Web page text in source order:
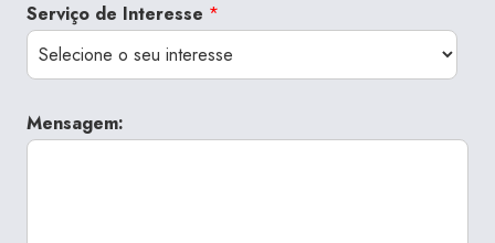
Serviço de Interesse *
Mensagem: